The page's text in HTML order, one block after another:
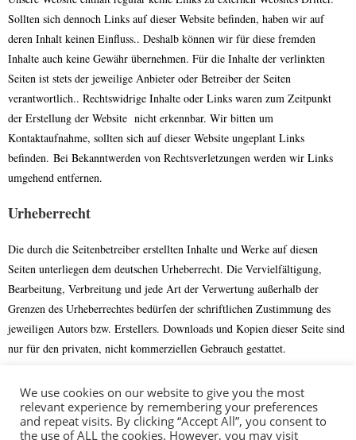
Sollten sich dennoch Links auf dieser Website befinden, haben wir auf
deren Inhalt keinen Einfluss.. Deshalb können wir für diese fremden
Inhalte auch keine Gewähr übernehmen. Für die Inhalte der verlinkten
Seiten ist stets der jeweilige Anbieter oder Betreiber der Seiten
verantwortlich.. Rechtswidrige Inhalte oder Links waren zum Zeitpunkt
der Erstellung der Website nicht erkennbar. Wir bitten um
Kontaktaufnahme, sollten sich auf dieser Website ungeplant Links
befinden. Bei Bekanntwerden von Rechtsverletzungen werden wir Links
umgehend entfernen.
Urheberrecht
Die durch die Seitenbetreiber erstellten Inhalte und Werke auf diesen
Seiten unterliegen dem deutschen Urheberrecht. Die Vervielfältigung,
Bearbeitung, Verbreitung und jede Art der Verwertung außerhalb der
Grenzen des Urheberrechtes bedürfen der schriftlichen Zustimmung des
jeweiligen Autors bzw. Erstellers. Downloads und Kopien dieser Seite sind
nur für den privaten, nicht kommerziellen Gebrauch gestattet.
Soweit die Inhalte auf dieser Seite nicht vom Betreiber erstellt wurden,
werden die Urheberrechte Dritter beachtet. Insbesondere werden Inhalte
Dritter als solche gekennzeichnet. Sollten Sie trotzdem auf eine
We use cookies on our website to give you the most
relevant experience by remembering your preferences
and repeat visits. By clicking “Accept All”, you consent to
the use of ALL the cookies. However, you may visit